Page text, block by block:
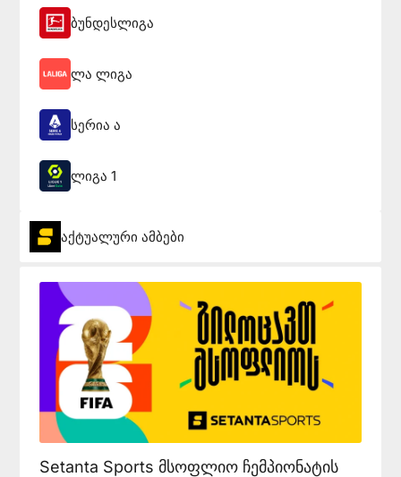
ბუნდესლიგა
ლა ლიგა
სერია ა
ლიგა 1
აქტუალური ამბები
Setanta Sports მსოფლიო ჩემპიონატის